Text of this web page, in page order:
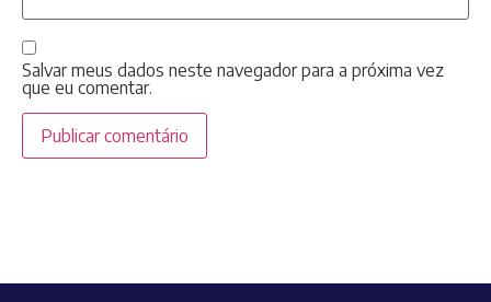
Salvar meus dados neste navegador para a próxima vez
que eu comentar.